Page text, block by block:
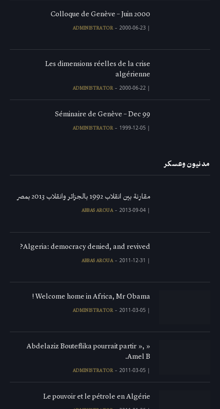
Colloque de Genève – Juin 2000
|
ADMINISTRATOR 2000-06-23
Les dimensions réelles de la crise
algérienne
|
ADMINISTRATOR 2000-06-22
Séminaire de Genève – Dec 99
|
ADMINISTRATOR 1999-12-05
مدنيون وعسكر
مقارنة بين انقلاب 1992 بالجزائر وانقلاب 2013 بمصر
|
ABBAS AROUA 2013-09-04
Algeria: democracy denied, and revived?
|
ABBAS AROUA 2011-12-31
Welcome home in Africa, Mr Obama !
|
ADMINISTRATOR 2011-03-05
« Abdelaziz Bouteflika pourrait partir »,
Amel B.
|
ADMINISTRATOR 2011-03-05
Le pouvoir et le pétrole en Algérie